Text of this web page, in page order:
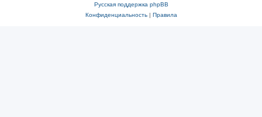
Русская поддержка phpBB
Конфиденциальность| Правила